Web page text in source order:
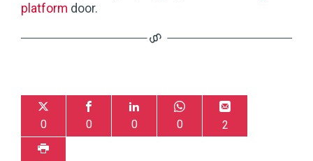
platform door.
0 0 0 0 2